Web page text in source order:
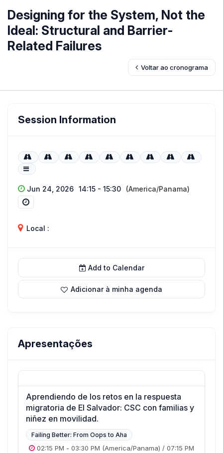
Designing for the System, Not the
Ideal: Structural and Barrier-
Related Failures
Voltar ao cronograma
Session Information
Jun 24, 2026 14:15 - 15:30 (America/Panama)
Local :
Add to Calendar
Adicionar à minha agenda
Apresentações
Aprendiendo de los retos en la respuesta
migratoria de El Salvador: CSC con familias y
niñez en movilidad.
Failing Better: From Oops to Aha
02:15 PM - 03:30 PM (America/Panama) / 07:15 PM